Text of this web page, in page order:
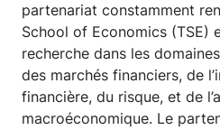
partenariat constamment
School of Economics (TSE)
recherche dans les
des marchés financiers, de
financière, du risque, et de
macroéconomique. Le